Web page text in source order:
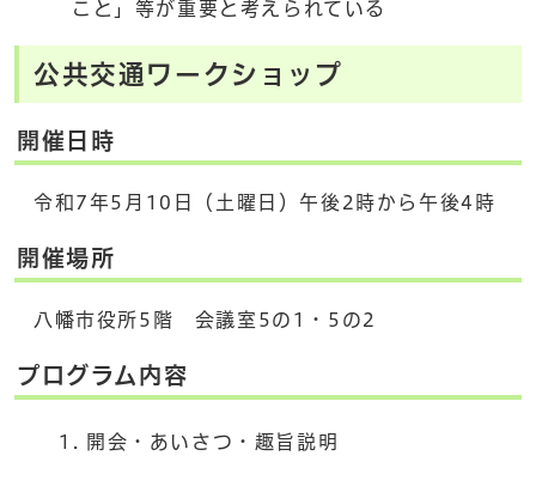
こと」等が重要と考えられている
公共交通ワークショップ
開催日時
令和7年5月10日（土曜日）午後2時から午後4時
開催場所
八幡市役所5階 会議室5の1・5の2
プログラム内容
開会・あいさつ・趣旨説明